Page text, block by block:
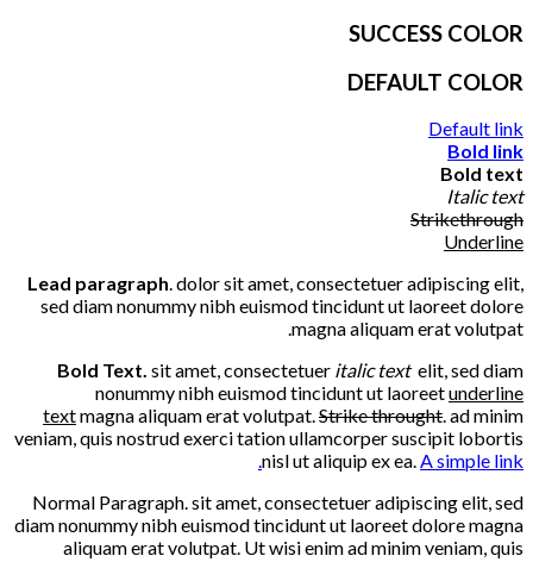
SUCCESS COLOR
DEFAULT COLOR
Default link
Bold link
Bold text
Italic text
Strikethrough
Underline
Lead paragraph. dolor sit amet, consectetuer adipiscing elit,
sed diam nonummy nibh euismod tincidunt ut laoreet dolore
magna aliquam erat volutpat.
Bold Text. sit amet, consectetuer italic text elit, sed diam
nonummy nibh euismod tincidunt ut laoreetunderline
textmagna aliquam erat volutpat.Strike throught. ad minim
veniam, quis nostrud exerci tation ullamcorper suscipit lobortis
nisl ut aliquip ex ea.A simple link.
Normal Paragraph. sit amet, consectetuer adipiscing elit, sed
diam nonummy nibh euismod tincidunt ut laoreet dolore magna
aliquam erat volutpat. Ut wisi enim ad minim veniam, quis